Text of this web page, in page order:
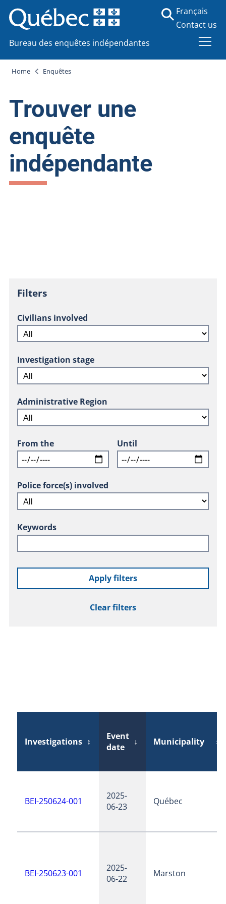
Bureau des enquêtes indépendantes
Français
Contact us
Home Enquêtes
Trouver une
enquête
indépendante
Filters
Civilians involved
Investigation stage
Administrative Region
From the Until
Police force(s) involved
Keywords
Apply filters
Clear filters
Investigations ↕
Event
date
↓ Municipality ↕
BEI-250624-001
2025-
06-23
Québec
BEI-250623-001
2025-
06-22
Marston